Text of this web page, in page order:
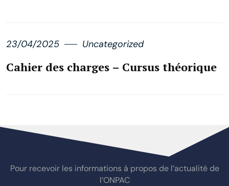
23/04/2025 Uncategorized
Cahier des charges – Cursus théorique
Pour recevoir les informations à propos de l’actualité de
l’ONPAC